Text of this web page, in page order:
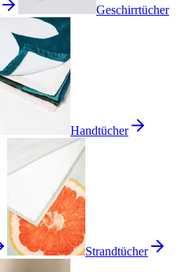
Geschirrtücher
Handtücher
Strandtücher